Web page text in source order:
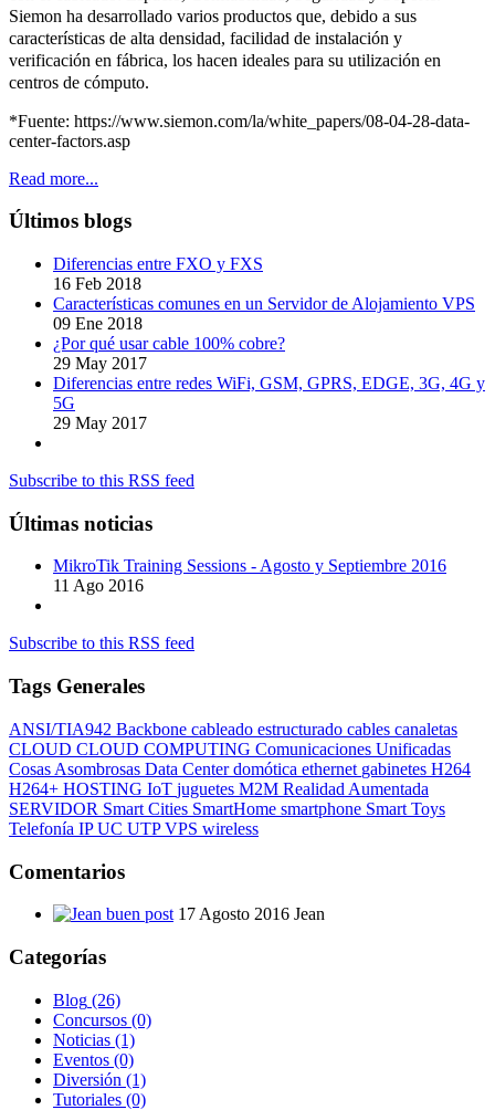
Siemon ha desarrollado varios productos que, debido a sus
características de alta densidad, facilidad de instalación y
verificación en fábrica, los hacen ideales para su utilización en
centros de cómputo.
*Fuente: https://www.siemon.com/la/white_papers/08-04-28-data-
center-factors.asp
Read more...
Últimos blogs
Diferencias entre FXO y FXS
16 Feb 2018
Características comunes en un Servidor de Alojamiento VPS
09 Ene 2018
¿Por qué usar cable 100% cobre?
29 May 2017
Diferencias entre redes WiFi, GSM, GPRS, EDGE, 3G, 4G y
5G
29 May 2017
Subscribe to this RSS feed
Últimas noticias
MikroTik Training Sessions - Agosto y Septiembre 2016
11 Ago 2016
Subscribe to this RSS feed
Tags Generales
ANSI/TIA942 Backbone cableado estructurado cables canaletas
CLOUD CLOUD COMPUTING Comunicaciones Unificadas
Cosas Asombrosas Data Centerdomótica ethernet gabinetes H264
H264+ HOSTING IoT juguetes M2M Realidad Aumentada
SERVIDOR Smart Cities SmartHome smartphone Smart Toys
Telefonía IPUC UTPVPS wireless
Comentarios
buen post 17 Agosto 2016 Jean
Categorías
Blog (26)
Concursos (0)
Noticias (1)
Eventos (0)
Diversión (1)
Tutoriales (0)